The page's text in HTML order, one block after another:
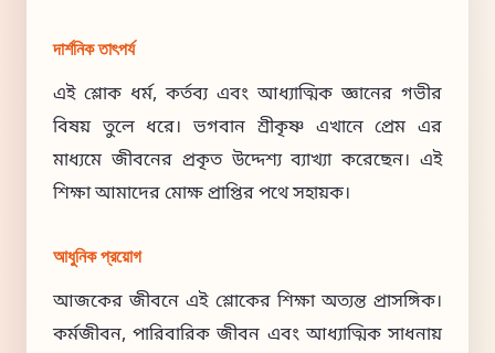
দার্শনিক তাৎপর্য
এই শ্লোক ধর্ম, কর্তব্য এবং আধ্যাত্মিক জ্ঞানের গভীর
বিষয় তুলে ধরে। ভগবান শ্রীকৃষ্ণ এখানে প্রেম এর
মাধ্যমে জীবনের প্রকৃত উদ্দেশ্য ব্যাখ্যা করেছেন। এই
শিক্ষা আমাদের মোক্ষ প্রাপ্তির পথে সহায়ক।
আধুনিক প্রয়োগ
আজকের জীবনে এই শ্লোকের শিক্ষা অত্যন্ত প্রাসঙ্গিক।
কর্মজীবন, পারিবারিক জীবন এবং আধ্যাত্মিক সাধনায়